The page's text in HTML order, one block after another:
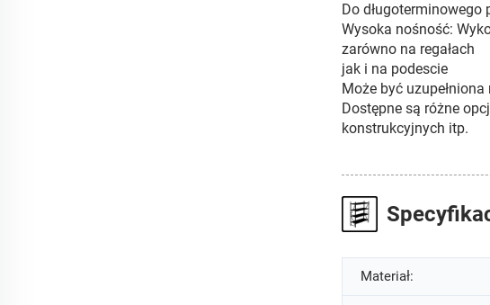
Do
Wysoka nośność:
zarówno na regałach
jak i na podescie
Może być
Dostępne są różne
konstrukcyjnych itp.
Materiał: